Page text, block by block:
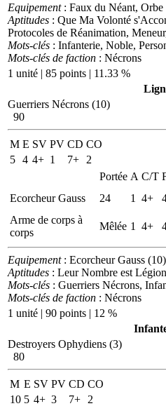
Equipement: Faux du Néant, Orbe
Aptitudes : Que Ma Volonté
Protocoles de Réanimation,
Mots-clés : Infanterie, Noble,
Mots-clés de faction : Nécrons
1 unité | 85 points | 11.33 %
Guerriers Nécrons (10)
90
M E SV PV CD CO
5 4 4+ 1 7+
2
Portée A C/T
Ecorcheur Gauss
24 1 4+
Arme de corps à
corps
Mêlée 1 4+
Equipement: Ecorcheur Gauss
Aptitudes : Leur Nombre est
Mots-clés : Guerriers Nécrons,
Mots-clés de faction : Nécrons
1 unité | 90 points | 12 %
Destroyers Ophydiens (3)
80
M E SV PV CD CO
10 5 4+ 3 7+
2